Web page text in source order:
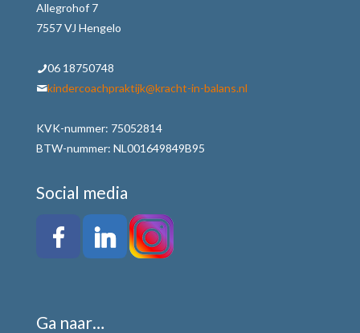
Allegrohof 7
7557 VJ Hengelo
06 18750748
kindercoachpraktijk@kracht-in-balans.nl
KVK-nummer: 75052814
BTW-nummer: NL001649849B95
Social media
Ga naar…